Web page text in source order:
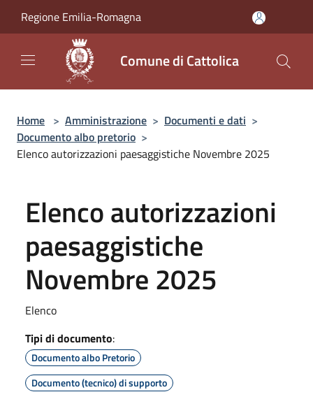
Regione Emilia-Romagna
Comune di Cattolica
Home > Amministrazione > Documenti e dati >
Documento albo pretorio >
Elenco autorizzazioni paesaggistiche Novembre 2025
Elenco autorizzazioni
paesaggistiche
Novembre 2025
Elenco
Tipi di documento:
Documento albo Pretorio
Documento (tecnico) di supporto